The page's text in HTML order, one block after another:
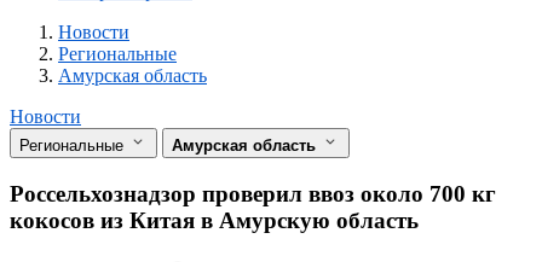
Новости
Разделы
Новости
Региональные
Амурская область
Новости
Региональные Амурская область
Россельхознадзор проверил ввоз около 700 кг
кокосов из Китая в Амурскую область